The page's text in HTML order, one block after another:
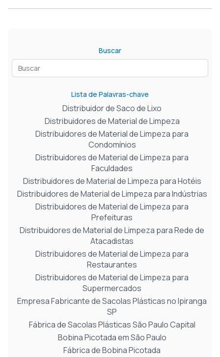
Buscar
Lista de Palavras-chave
Distribuidor de Saco de Lixo
Distribuidores de Material de Limpeza
Distribuidores de Material de Limpeza para
Condomínios
Distribuidores de Material de Limpeza para
Faculdades
Distribuidores de Material de Limpeza para Hotéis
Distribuidores de Material de Limpeza para Indústrias
Distribuidores de Material de Limpeza para
Prefeituras
Distribuidores de Material de Limpeza para Rede de
Atacadistas
Distribuidores de Material de Limpeza para
Restaurantes
Distribuidores de Material de Limpeza para
Supermercados
Empresa Fabricante de Sacolas Plásticas no Ipiranga
SP
Fábrica de Sacolas Plásticas São Paulo Capital
Bobina Picotada em São Paulo
Fábrica de Bobina Picotada